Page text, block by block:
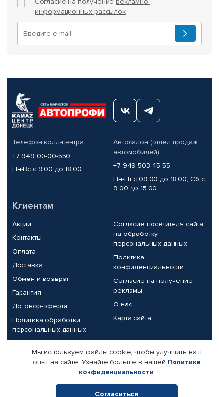
Согласие на получение рекламно-
информационных рассылок
Телефон колл-центра
+7 949 00-00-550
Пн-Вс с 9.00 до 18.00
Автосалон (отдел продаж
автомобилей)
+7 949 503-45-55
Пн-Пт с 09.00 до 18.00, Сб с
9.00 до 15.00
Клиентам
Акции
Контакты
Оплата
Доставка
Обмен и возврат
Гарантия
Договор-оферта
Политика обработки
персональных данных
Согласие посетителя сайта
на обработку
персональных данных
Политика
конфиденциальности
Согласие на получение
рекламы
О нас
Карта сайта
Партнерам
Корпоративным клиентам
Поставщикам
Реквизиты компании
Мы используем файлы cookie, чтобы улучшить ваш
опыт на сайте. Узнайте больше в нашей Политике
конфиденциальности.
Согласиться